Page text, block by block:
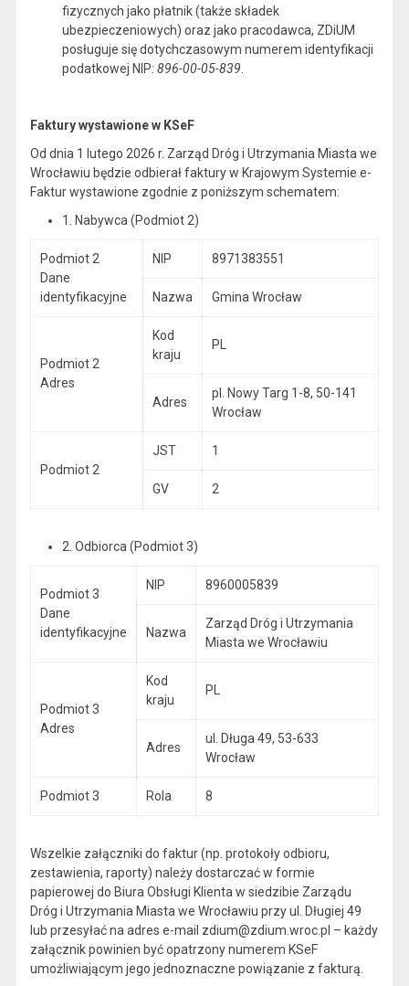
fizycznych jako płatnik (także składek
ubezpieczeniowych) oraz jako pracodawca, ZDiUM
posługuje się dotychczasowym numerem identyfikacji
podatkowej NIP: 896-00-05-839
Faktury wystawione w KSeF
Od dnia 1 lutego 2026 r. Zarząd Dróg i Utrzymania Miasta we
Wrocławiu będzie odbierał faktury w Krajowym Systemie e-
Faktur wystawione zgodnie z poniższym schematem:
1. Nabywca (Podmiot 2)
Podmiot 2
Dane
identyfikacyjne
NIP 8971383551
Nazwa Gmina Wrocław
Podmiot 2
Adres
Kod
kraju
PL
Adres
pl. Nowy Targ 1-8, 50-141
Wrocław
Podmiot 2
JST 1
GV 2
2. Odbiorca (Podmiot 3)
Podmiot 3
Dane
identyfikacyjne
NIP 8960005839
Nazwa
Zarząd Dróg i Utrzymania
Miasta we Wrocławiu
Podmiot 3
Adres
Kod
kraju
PL
Adres
ul. Długa 49, 53-633
Wrocław
Podmiot 3 Rola 8
Wszelkie załączniki do faktur (np. protokoły odbioru,
zestawienia, raporty) należy dostarczać w formie
papierowej do Biura Obsługi Klienta w siedzibie Zarządu
Dróg i Utrzymania Miasta we Wrocławiu przy ul. Długiej 49
lub przesyłać na adres e-mail zdium@zdium.wroc.pl – każdy
załącznik powinien być opatrzony numerem KSeF
umożliwiającym jego jednoznaczne powiązanie z fakturą.